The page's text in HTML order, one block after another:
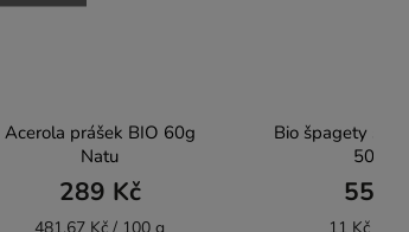
Acerola prášek BIO 60g
Natu
289 Kč
Bio špagety
500 g
55 Kč